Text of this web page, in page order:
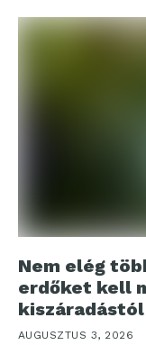
Nem elég
erdőket kell
kiszáradástól
AUGUSZTUS 3, 2026